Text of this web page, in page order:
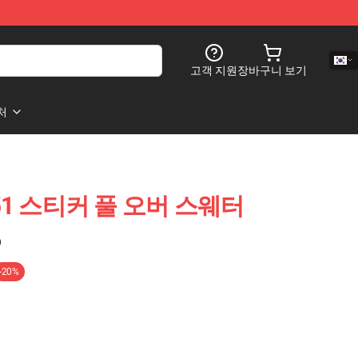
고객 지원장바구니 보기
스티커 풀 오버 스웨터
-20%